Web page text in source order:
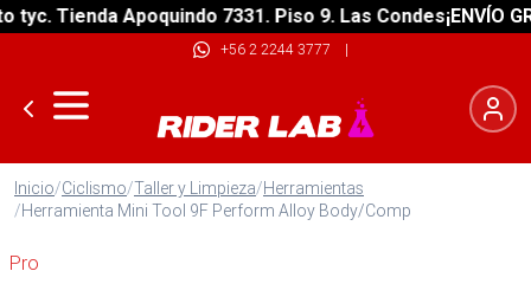
Tienda Apoquindo 7331. Piso 9. Las Condes¡ENVÍO
+56 2 2244 3777 |
Inicio/Ciclismo/Taller y Limpieza/Herramientas
/Herramienta Mini Tool 9F Perform Alloy Body/Comp
Pro